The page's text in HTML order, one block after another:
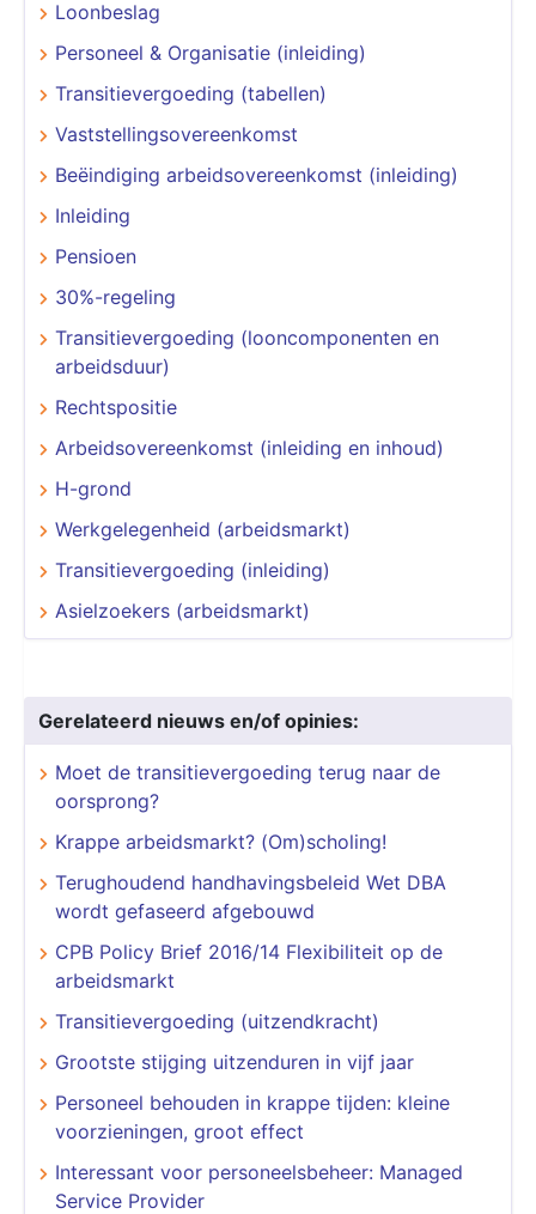
Loonbeslag
Personeel & Organisatie (inleiding)
Transitievergoeding (tabellen)
Vaststellingsovereenkomst
Beëindiging arbeidsovereenkomst (inleiding)
Inleiding
Pensioen
30%-regeling
Transitievergoeding (looncomponenten en
arbeidsduur)
Rechtspositie
Arbeidsovereenkomst (inleiding en inhoud)
H-grond
Werkgelegenheid (arbeidsmarkt)
Transitievergoeding (inleiding)
Asielzoekers (arbeidsmarkt)
Gerelateerd nieuws en/of opinies:
Moet de transitievergoeding terug naar de
oorsprong?
Krappe arbeidsmarkt? (Om)scholing!
Terughoudend handhavingsbeleid Wet DBA
wordt gefaseerd afgebouwd
CPB Policy Brief 2016/14 Flexibiliteit op de
arbeidsmarkt
Transitievergoeding (uitzendkracht)
Grootste stijging uitzenduren in vijf jaar
Personeel behouden in krappe tijden: kleine
voorzieningen, groot effect
Interessant voor personeelsbeheer: Managed
Service Provider